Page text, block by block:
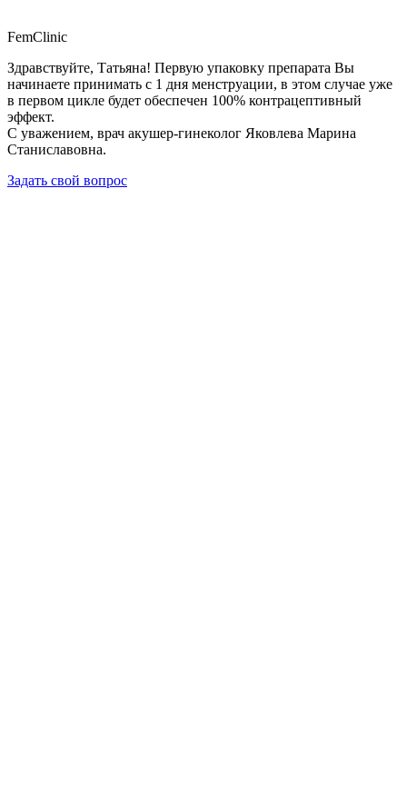
FemClinic
Здравствуйте, Татьяна! Первую упаковку препарата Вы
начинаете принимать с 1 дня менструации, в этом случае уже
в первом цикле будет обеспечен 100% контрацептивный
эффект.
С уважением, врач акушер-гинеколог Яковлева Марина
Станиславовна.
Задать свой вопрос